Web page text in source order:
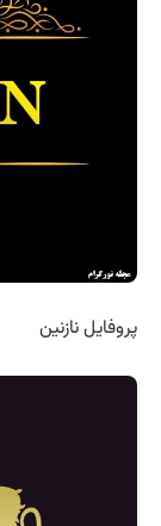
پروفایل نازنین